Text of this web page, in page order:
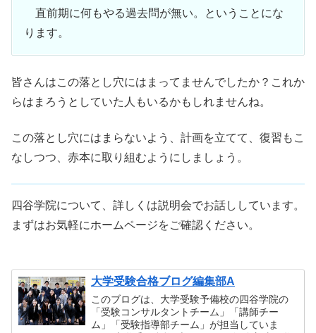
直前期に何もやる過去問が無い。ということにな
ります。
皆さんはこの落とし穴にはまってませんでしたか？これか
らはまろうとしていた人もいるかもしれませんね。
この落とし穴にはまらないよう、計画を立てて、復習もこ
なしつつ、赤本に取り組むようにしましょう。
四谷学院について、詳しくは説明会でお話ししています。
まずはお気軽にホームページをご確認ください。
大学受験合格ブログ編集部A
このブログは、大学受験予備校の四谷学院の
「受験コンサルタントチーム」「講師チー
ム」「受験指導部チーム」が担当していま